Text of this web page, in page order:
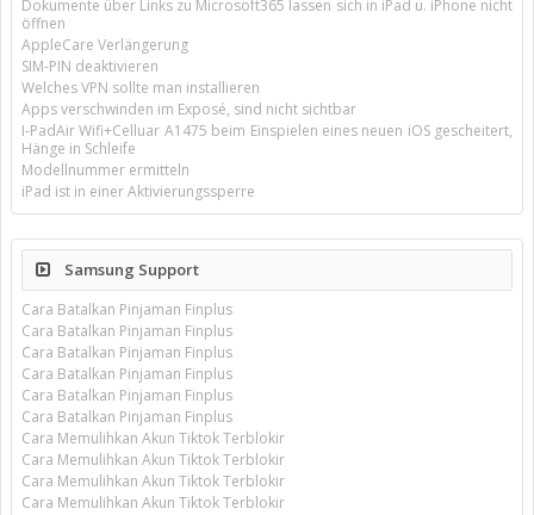
Dokumente über Links zu Microsoft365 lassen sich in iPad u. iPhone nicht
öffnen
AppleCare Verlängerung
SIM-PIN deaktivieren
Welches VPN sollte man installieren
Apps verschwinden im Exposé, sind nicht sichtbar
I-PadAir Wifi+Celluar A1475 beim Einspielen eines neuen iOS gescheitert,
Hänge in Schleife
Modellnummer ermitteln
iPad ist in einer Aktivierungssperre
Samsung Support
Cara Batalkan Pinjaman Finplus
Cara Batalkan Pinjaman Finplus
Cara Batalkan Pinjaman Finplus
Cara Batalkan Pinjaman Finplus
Cara Batalkan Pinjaman Finplus
Cara Batalkan Pinjaman Finplus
Cara Memulihkan Akun Tiktok Terblokir
Cara Memulihkan Akun Tiktok Terblokir
Cara Memulihkan Akun Tiktok Terblokir
Cara Memulihkan Akun Tiktok Terblokir